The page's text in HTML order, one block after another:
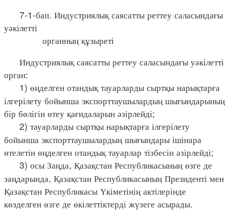
7-1-бап. Индустриялық саясатты реттеу саласындағы
уәкілетті
органның құзыреті
Индустриялық саясатты реттеу саласындағы уәкілетті
орган:
1) өңделген отандық тауарларды сыртқы нарықтарға
ілгерілету бойынша экспорттаушылардың шығындарының
бір бөлігін өтеу қағидаларын әзірлейді;
2) тауарларды сыртқы нарықтарға ілгерілету
бойынша экспорттаушылардың шығындары ішінара
өтелетін өңделген отандық тауарлар тізбесін әзірлейді;
3) осы Заңда, Қазақстан Республикасының өзге де
заңдарында, Қазақстан Республикасының Президенті мен
Қазақстан Республикасы Үкіметінің актілерінде
көзделген өзге де өкілеттіктерді жүзеге асырады.